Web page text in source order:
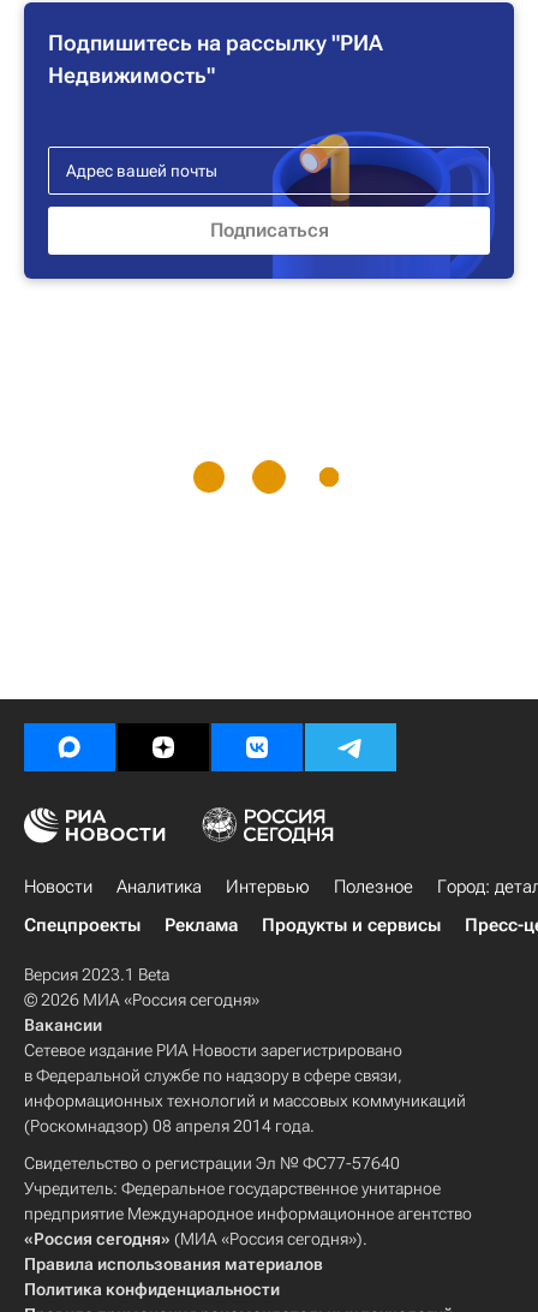
Подпишитесь на рассылку "РИА
Недвижимость"
Новости Аналитика Интервью Полезное
Город:
Спецпроекты
Реклама Продукты и сервисы Пресс-
Версия 2023.1 Beta
© 2026 МИА «Россия сегодня»
Вакансии
Сетевое издание РИА Новости зарегистрировано
в Федеральной службе по надзору в сфере связи,
информационных технологий и массовых коммуникаций
(Роскомнадзор) 08 апреля 2014 года.
Свидетельство о регистрации Эл № ФС77-57640
Учредитель: Федеральное государственное унитарное
предприятие Международное информационное агентство
«Россия сегодня» (МИА «Россия сегодня»).
Правила использования материалов
Политика конфиденциальности